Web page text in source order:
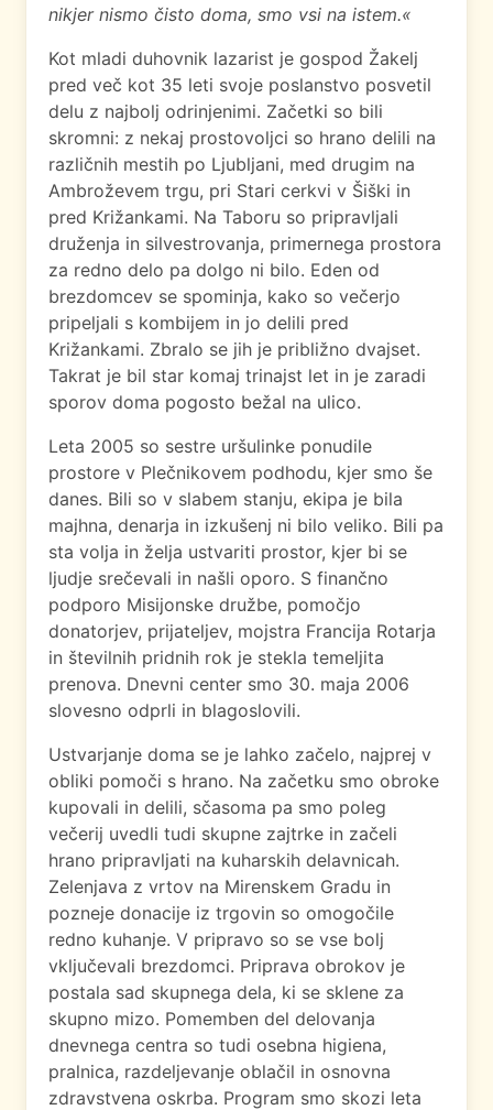
nikjer nismo čisto doma, smo vsi na istem.«
Kot mladi duhovnik lazarist je gospod Žakelj
pred več kot 35 leti svoje poslanstvo posvetil
delu z najbolj odrinjenimi. Začetki so bili
skromni: z nekaj prostovoljci so hrano delili na
različnih mestih po Ljubljani, med drugim na
Ambroževem trgu, pri Stari cerkvi v Šiški in
pred Križankami. Na Taboru so pripravljali
druženja in silvestrovanja, primernega prostora
za redno delo pa dolgo ni bilo. Eden od
brezdomcev se spominja, kako so večerjo
pripeljali s kombijem in jo delili pred
Križankami. Zbralo se jih je približno dvajset.
Takrat je bil star komaj trinajst let in je zaradi
sporov doma pogosto bežal na ulico.
Leta 2005 so sestre uršulinke ponudile
prostore v Plečnikovem podhodu, kjer smo še
danes. Bili so v slabem stanju, ekipa je bila
majhna, denarja in izkušenj ni bilo veliko. Bili pa
sta volja in želja ustvariti prostor, kjer bi se
ljudje srečevali in našli oporo. S finančno
podporo Misijonske družbe, pomočjo
donatorjev, prijateljev, mojstra Francija Rotarja
in številnih pridnih rok je stekla temeljita
prenova. Dnevni center smo 30. maja 2006
slovesno odprli in blagoslovili.
Ustvarjanje doma se je lahko začelo, najprej v
obliki pomoči s hrano. Na začetku smo obroke
kupovali in delili, sčasoma pa smo poleg
večerij uvedli tudi skupne zajtrke in začeli
hrano pripravljati na kuharskih delavnicah.
Zelenjava z vrtov na Mirenskem Gradu in
pozneje donacije iz trgovin so omogočile
redno kuhanje. V pripravo so se vse bolj
vključevali brezdomci. Priprava obrokov je
postala sad skupnega dela, ki se sklene za
skupno mizo. Pomemben del delovanja
dnevnega centra so tudi osebna higiena,
pralnica, razdeljevanje oblačil in osnovna
zdravstvena oskrba. Program smo skozi leta